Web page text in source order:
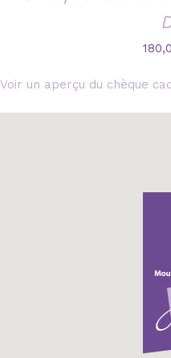
Voir un aperçu du chèque